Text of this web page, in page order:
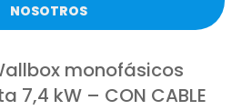
NOSOTROS
monofásicos
7,4 kW – CON CABLE